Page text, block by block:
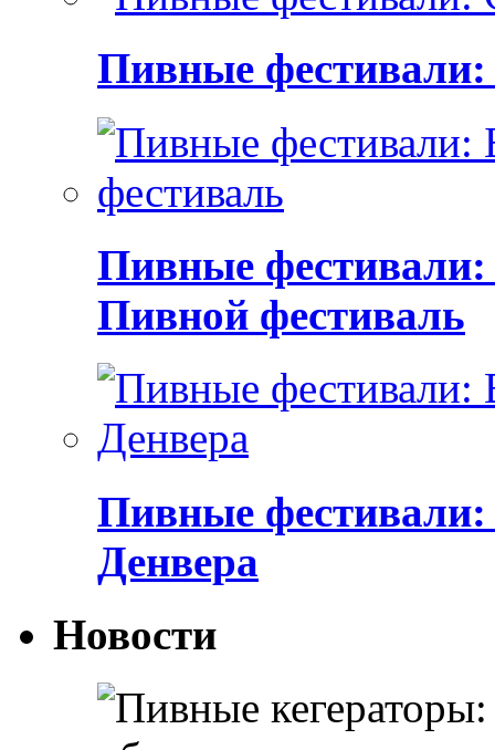
Пивные фестивали:
Пивные
Пивной фестиваль
Пивные фестивали:
Денвера
Новости